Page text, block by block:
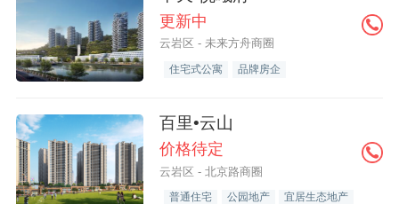
更新中
云岩区 - 未来方舟商圈
住宅式公寓 品牌房企
百里•云山
价格待定
云岩区 - 北京路商圈
普通住宅 公园地产 宜居生态地产